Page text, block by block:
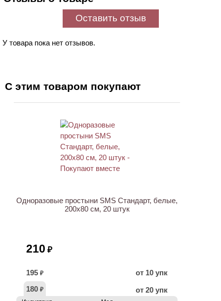
Оставить отзыв
У товара пока нет отзывов.
С этим товаром покупают
Одноразовые простыни SMS Стандарт, белые,
200х80 см, 20 штук
210 ₽
195 ₽
от 10 упк
180 ₽ от 20 упк